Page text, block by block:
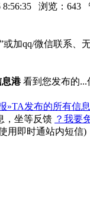
8:56:35 浏览：643
”或加qq/微信联系、
息港看到您发布的...
»TA发布的所有信
，坐等反馈 ？我要
用即时通站内短信)